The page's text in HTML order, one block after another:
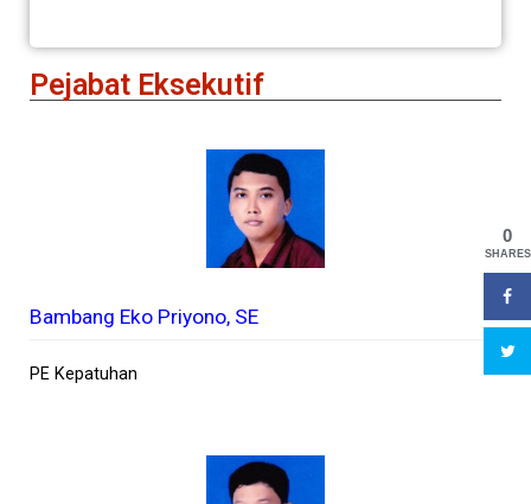
Pejabat Eksekutif
Bambang Eko Priyono, SE
PE Kepatuhan
0
SHARES